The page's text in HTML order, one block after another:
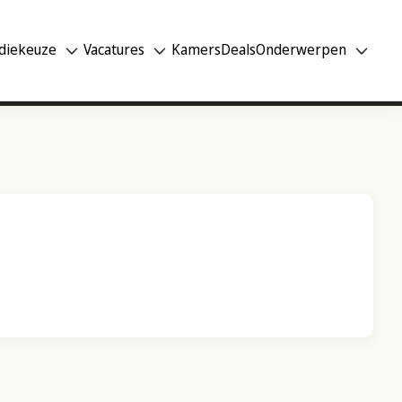
Vacatures KamersDealsOnderwerpen